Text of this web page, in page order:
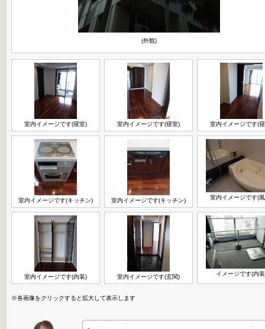
(外観)
室内イメージです(寝室) 室内イメージです(寝室) 室内イメージです(
室内イメージです(キッチン) 室内イメージです(キッチン) 室内イメージです(
室内イメージです(内装) 室内イメージです(玄関) イメージです(内
※各画像をクリックすると拡大して表示します